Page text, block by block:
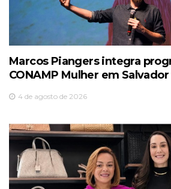
Marcos Piangers integra
CONAMP Mulher em Salvador
4 de agosto de 2026